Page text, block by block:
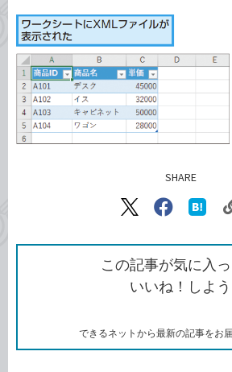
SHARE
X（旧
で
シ
ェ
ア
Facebook
シ
ェ
ア
な
ッ
ク
ク
この記事が気に入
いいね！しよう
できるネットから最新の記事をお届